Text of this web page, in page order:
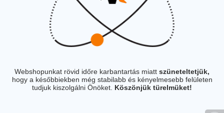
Webshopunkat rövid időre karbantartás miatt szüneteltetjük,
hogy a későbbiekben még stabilabb és kényelmesebb felületen
tudjuk kiszolgálni Önöket. Köszönjük türelmüket!